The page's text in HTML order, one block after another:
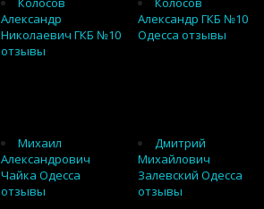
Александр
Николаевич ГКБ №10
отзывы
Александр ГКБ №10
Одесса отзывы
Михаил
Александрович
Чайка Одесса
отзывы
Дмитрий
Михайлович
Залевский Одесса
отзывы